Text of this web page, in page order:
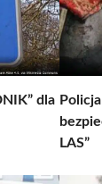
dla
LAS”